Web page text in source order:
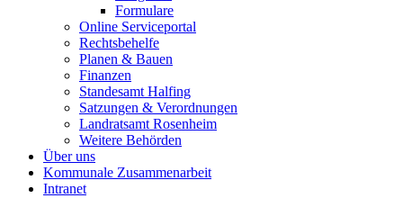
Formulare
Online Serviceportal
Rechtsbehelfe
Planen & Bauen
Finanzen
Standesamt Halfing
Satzungen & Verordnungen
Landratsamt Rosenheim
Weitere Behörden
Über uns
Kommunale Zusammenarbeit
Intranet